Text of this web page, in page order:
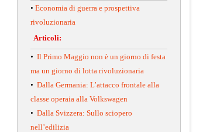
• Economia di guerra e prospettiva
rivoluzionaria
Articoli:
• Il Primo Maggio non è un giorno di festa
ma un giorno di lotta rivoluzionaria
• Dalla Germania: L’attacco frontale alla
classe operaia alla Volkswagen
• Dalla Svizzera: Sullo sciopero
nell’edilizia